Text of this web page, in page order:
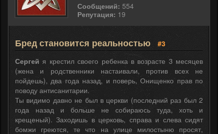
Сообщений: 554
Репутация: 19
Бред становится реальностью
#3
Сергей я крестил своего ребенка в возрасте 3 месяцев
(жена и родственники настаивали, против всех не
пойдешь), два года назад, и поверь, Онищенко прав по
поводу антисанитарии.
Ты видимо давно не был в церкви (последний раз был 2
года назад и больше не собираюсь туда, хоть и
крещеный). Заходишь в церковь, справа и слева сидят
бомжи греются, те что на улице милостыню просят,